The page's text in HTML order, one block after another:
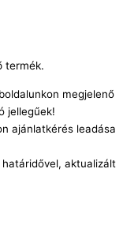
termék.
megjelenő
jellegűek!
ajánlatkérés leadása
aktualizált